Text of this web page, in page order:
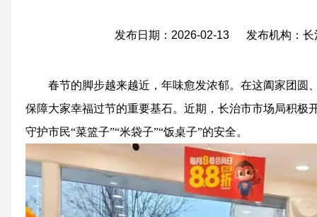
发布日期：2026-02-13 发布机构：长
春节的脚步越来越近，年味愈发浓郁。在这阖家团圆
保障大家幸福过节的重要基石。近期，长治市市场局积极
守护市民“菜篮子”“米袋子”“饭桌子”的安全。